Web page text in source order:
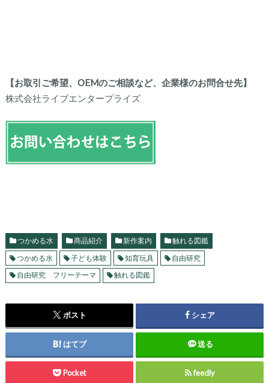
【お取引ご希望、OEMのご相談など、企業様のお問合せ先】
株式会社ライブエンタープライズ
つかめる水 商品紹介 新作案内
触れる図鑑
つかめる水
子ども体験 知育玩具
自由研究
自由研究 フリーテーマ
触れる図鑑
ポスト シェア
はてブ 送る
Pocket feedly